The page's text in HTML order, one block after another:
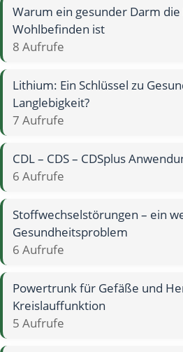
Warum ein gesunder Darm die
Wohlbefinden ist
8 Aufrufe
Lithium: Ein Schlüssel zu
Langlebigkeit?
7 Aufrufe
CDL – CDS – CDSplus
6 Aufrufe
Stoffwechselstörungen – ein
Gesundheitsproblem
6 Aufrufe
Powertrunk für Gefäße und
Kreislauffunktion
5 Aufrufe